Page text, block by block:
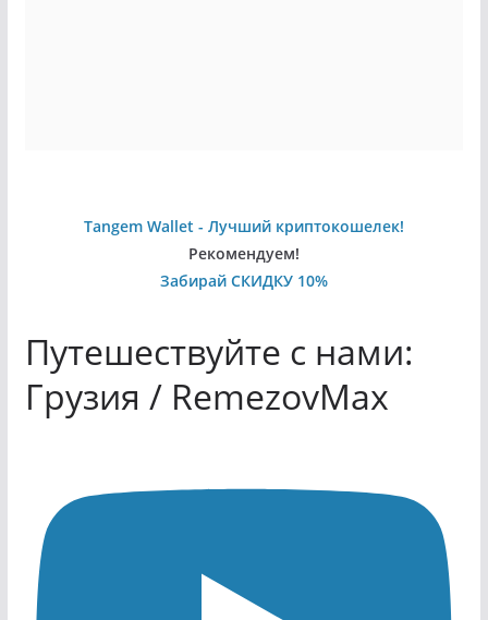
Tangem Wallet - Лучший криптокошелек!
Рекомендуем!
Забирай СКИДКУ 10%
Путешествуйте с нами:
Грузия / RemezovMax